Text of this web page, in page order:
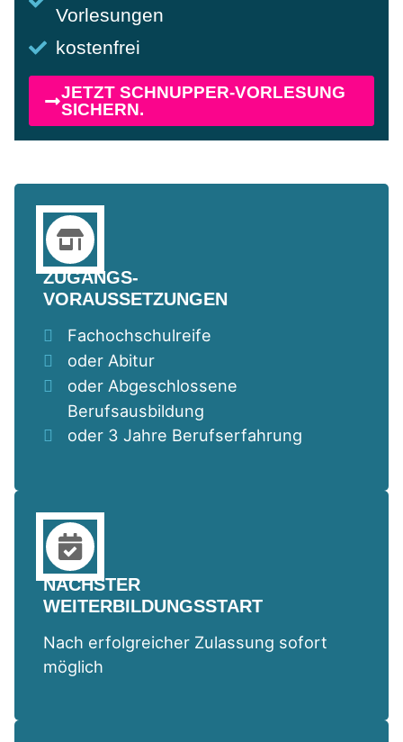
Vorlesungen
kostenfrei
JETZT SCHNUPPER-VORLESUNG
SICHERN.
ZUGANGS-
VORAUSSETZUNGEN
Fachochschulreife
oder Abitur
oder Abgeschlossene
Berufsausbildung
oder 3 Jahre Berufserfahrung
NÄCHSTER
WEITERBILDUNGSSTART
Nach erfolgreicher Zulassung sofort
möglich